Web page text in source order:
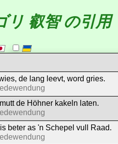
リ 叡智 の引用
de lang leevt, word gries.
de Höhner kakeln laten.
beter as 'n Schepel vull Raad.